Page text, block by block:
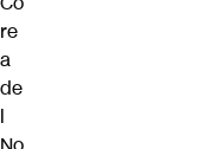
re
a
de
l